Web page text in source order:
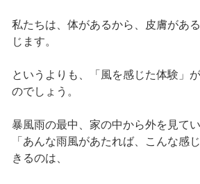
私たちは、体があるから、皮膚があ
じます。
というよりも、「風を感じた体験」
のでしょう。
暴風雨の最中、家の中から外を見てい
「あんな雨風があたれば、こんな感
きるのは、